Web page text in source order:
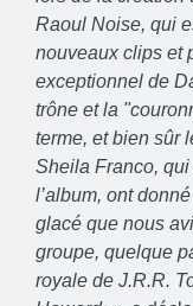
Raoul Noise, qui
nouveaux clips et
exceptionnel de
trône et la
terme, et bien sûr
Sheila Franco,
l’album, ont
glacé que nous
groupe, quelque
royale de J.R.R.